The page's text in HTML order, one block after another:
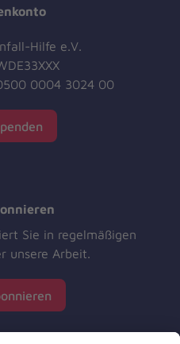
Hilfe e.V.
0004 3024 00
Sie in regelmäßigen
unsere Arbeit.